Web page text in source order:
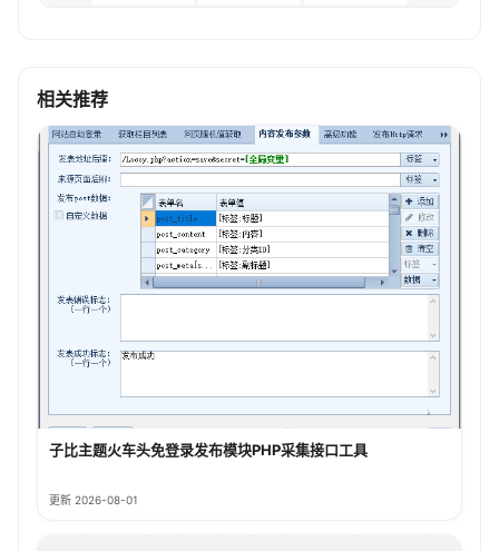
相关推荐
子比主题火车头免登录发布模块PHP采集接口工具
更新 2026-08-01